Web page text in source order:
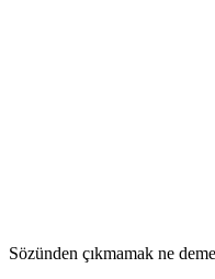
Sözünden çıkmamak ne